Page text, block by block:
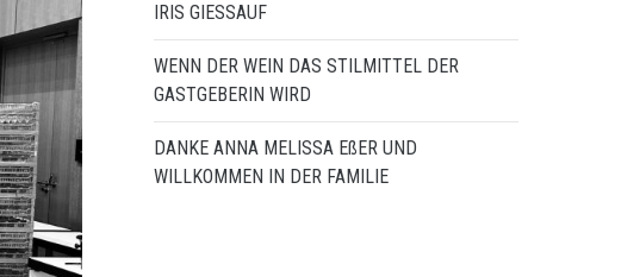
IRIS GIESSAUF
WENN DER WEIN DAS STILMITTEL DER
GASTGEBERIN WIRD
DANKE ANNA MELISSA EßER UND
WILLKOMMEN IN DER FAMILIE